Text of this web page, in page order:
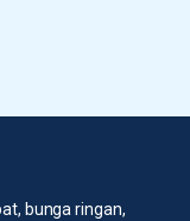
bunga ringan,